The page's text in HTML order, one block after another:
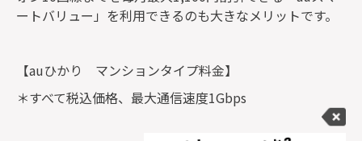
ートバリュー」を利用できるのも大きなメリットです。
【auひかり マンションタイプ料金】
＊すべて税込価格、最大通信速度1Gbps